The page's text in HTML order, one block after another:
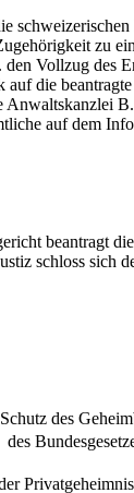
zu
Vollzug des
die
auf dem
beantragt
schloss sich
des
des